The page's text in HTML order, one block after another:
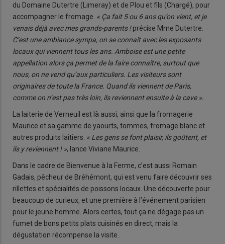
du Domaine Dutertre (Limeray) et de Plou et fils (Chargé), pour
accompagner le fromage. « Ça fait 5 ou 6 ans qu’on vient, et je
venais déjà avec mes grands-parents !précise Mme Dutertre.
C’est une ambiance sympa, on se connaît avec les exposants
locaux qui viennent tous les ans. Amboise est une petite
appellation alors ça permet de la faire connaître, surtout que
nous, on ne vend qu’aux particuliers. Les visiteurs sont
originaires de toute la France. Quand ils viennent de Paris,
comme on n’est pas très loin, ils reviennent ensuite à la cave ».
La laiterie de Verneuil est là aussi, ainsi que la fromagerie
Maurice et sa gamme de yaourts, tommes, fromage blanc et
autres produits laitiers. « Les gens se font plaisir, ils goûtent, et
ils y reviennent ! », lance Viviane Maurice.
Dans le cadre de Bienvenue à la Ferme, c’est aussi Romain
Gadais, pêcheur de Bréhémont, qui est venu faire découvrir ses
rillettes et spécialités de poissons locaux. Une découverte pour
beaucoup de curieux, et une première à l’événement parisien
pour le jeune homme. Alors certes, tout ça ne dégage pas un
fumet de bons petits plats cuisinés en direct, mais la
dégustation récompense la visite.